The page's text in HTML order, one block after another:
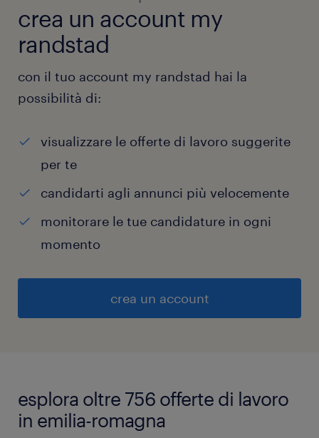
crea un account my
randstad
con il tuo account my randstad hai la
possibilità di:
visualizzare le offerte di lavoro suggerite
per te
candidarti agli annunci più velocemente
monitorare le tue candidature in ogni
momento
crea un account
esplora oltre 756 offerte di lavoro
in emilia-romagna